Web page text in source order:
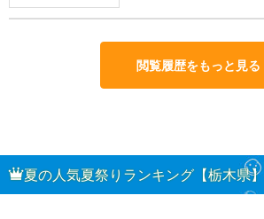
閲覧履歴をもっと見る
夏の人気夏祭りランキング【栃木県】